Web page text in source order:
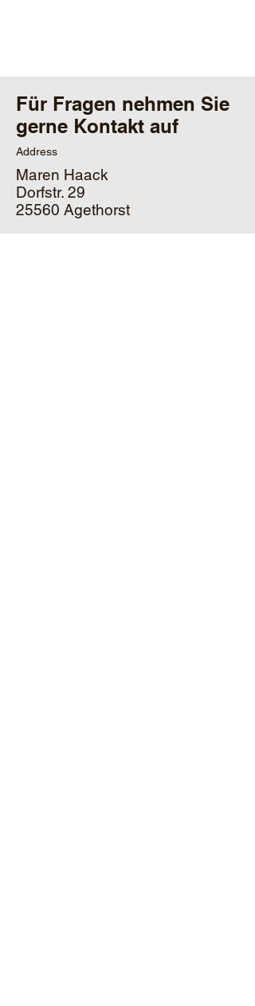
Für Fragen nehmen Sie
gerne Kontakt auf
Address
Maren Haack
Dorfstr. 29
25560 Agethorst